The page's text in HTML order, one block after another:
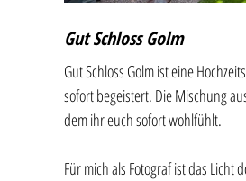
Gut Schloss Golm
Gut Schloss Golm ist eine
sofort begeistert. Die Mischung
dem ihr euch sofort wohlfühlt.
Für mich als Fotograf ist das